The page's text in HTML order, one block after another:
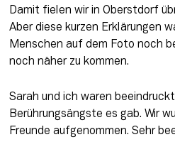
Damit fielen wir in Oberstdorf
Aber diese kurzen Erklärungen
Menschen auf dem Foto noch
noch näher zu kommen.
Sarah und ich waren
Berührungsängste es gab. Wir
Freunde aufgenommen. Sehr